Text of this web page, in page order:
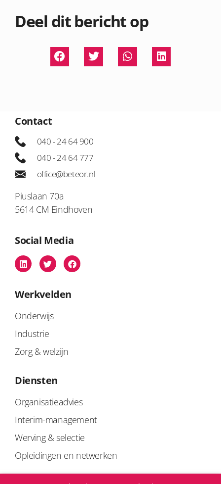
Deel dit bericht op
Contact
040 - 24 64 900
040 - 24 64 777
office@beteor.nl
Piuslaan 70a
5614 CM Eindhoven
Social Media
Werkvelden
Onderwijs
Industrie
Zorg & welzijn
Diensten
Organisatieadvies
Interim-management
Werving & selectie
Opleidingen en netwerken